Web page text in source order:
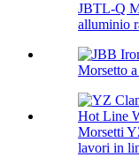
JBTL-Q
alluminio
Morsetto
Morsetti
lavori in